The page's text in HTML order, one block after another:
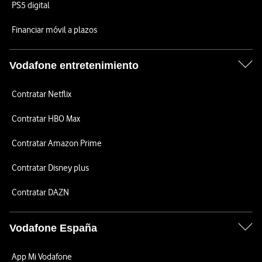
PS5 digital
Financiar móvil a plazos
Vodafone entretenimiento
Contratar Netflix
Contratar HBO Max
Contratar Amazon Prime
Contratar Disney plus
Contratar DAZN
Vodafone España
App Mi Vodafone